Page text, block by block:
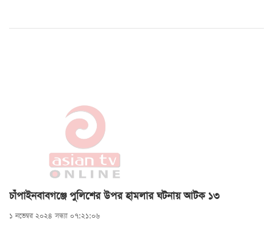
চাঁপাইনবাবগঞ্জে পুলিশের উপর হামলার ঘটনায় আটক ১৩
১ নভেম্বর ২০২৪ সন্ধ্যা ০৭:২১:০৬